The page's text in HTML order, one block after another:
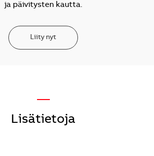
ja päivitysten kautta.
Liity nyt
—
Lisätietoja